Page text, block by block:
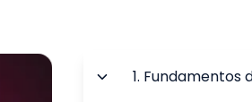
1. Fundamentos